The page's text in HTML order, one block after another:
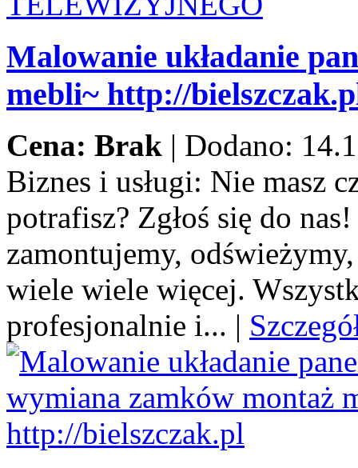
Malowanie układanie
mebli~ http://
Cena: Brak | Dodano:
Biznes i usługi: Nie masz
potrafisz? Zgłoś się do
zamontujemy,
wiele wiele więcej.
profesjonalnie i... |